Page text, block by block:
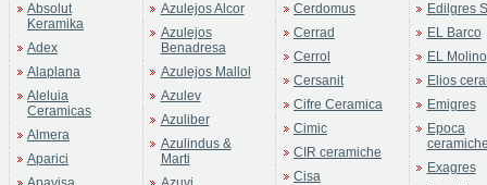
Absolut
Keramika
Adex
Alaplana
Aleluia
Ceramicas
Almera
Aparici
Azulejos Alcor
Azulejos
Benadresa
Azulejos Mallol
Azulev
Azuliber
Azulindus &
Marti
Cerdomus
Cerrad
Cerrol
Cersanit
Cifre Ceramica
Cimic
CIR ceramiche
Cisa
Edilgres
EL Barco
EL Molino
Elios
Emigres
Epoca
Exagres